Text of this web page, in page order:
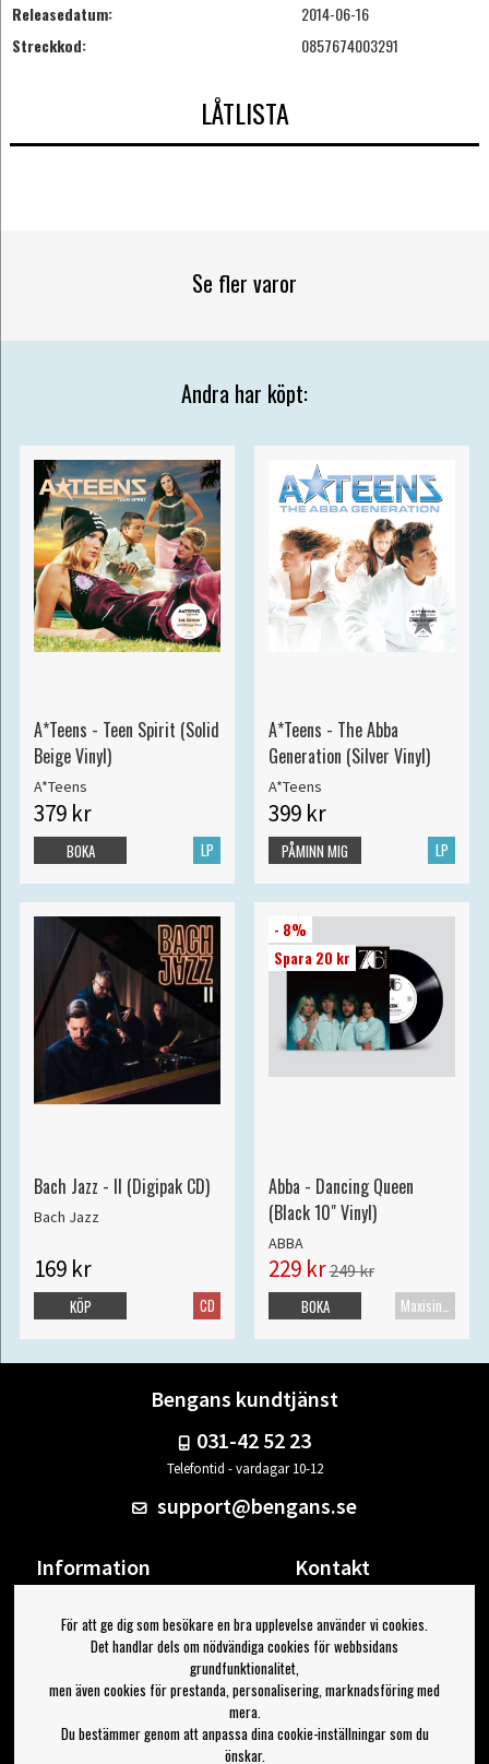
Releasedatum:
2014-06-16
Streckkod:
0857674003291
LÅTLISTA
Se fler varor
Andra har köpt:
A*Teens - Teen Spirit (Solid
Beige Vinyl)
A*Teens
379 kr
LP
BOKA
A*Teens - The Abba
Generation (Silver Vinyl)
A*Teens
399 kr
LP
PÅMINN MIG
Bach Jazz - II (Digipak CD)
Bach Jazz
169 kr
CD
KÖP
- 8%
Spara 20 kr
Abba - Dancing Queen
(Black 10" Vinyl)
ABBA
229 kr249 kr
Maxisingel
BOKA
Bengans kundtjänst
031-42 52 23
Telefontid - vardagar 10-12
support@bengans.se
Information
Om Bengans
FAQ / Köp- & Leveransvillkor
Kontakt
Din sida
Logga ut
Jag vill ha tips från Bengans
För att ge dig som besökare en bra upplevelse använder vi cookies.
Det handlar dels om nödvändiga cookies för webbsidans
grundfunktionalitet,
men även cookies för prestanda, personalisering, marknadsföring med
mera.
Du bestämmer genom att anpassa dina cookie-inställningar som du
önskar.